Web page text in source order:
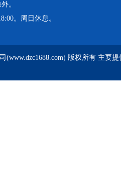
。
。周日休息。
(www.dzc1688.com) 版权所有 主要提